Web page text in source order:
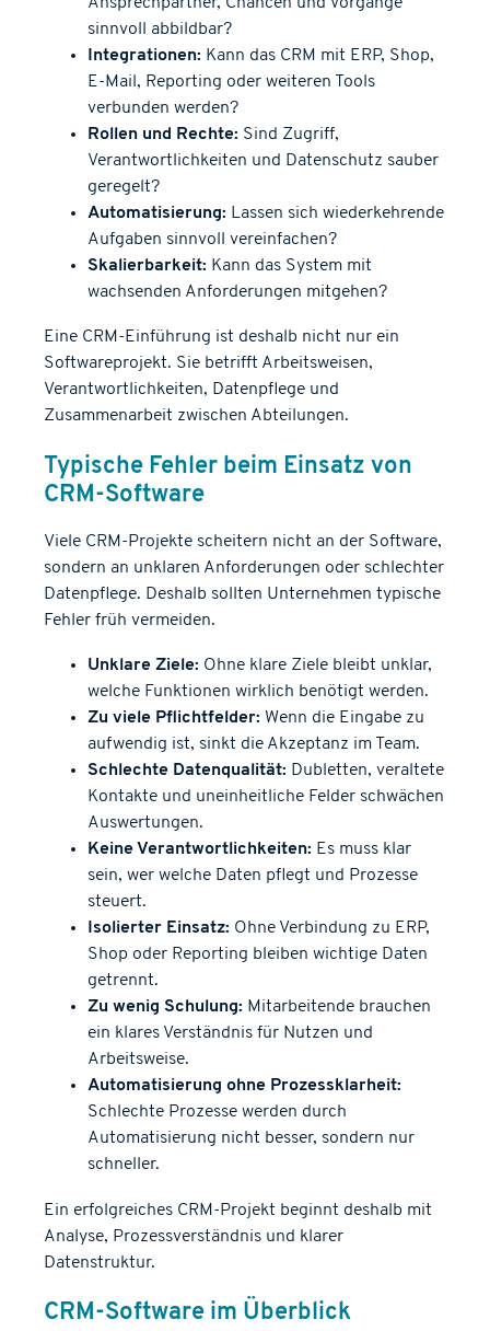
sinnvoll abbildbar?
Integrationen: Kann das CRM mit ERP, Shop,
E-Mail, Reporting oder weiteren Tools
verbunden werden?
Rollen und Rechte: Sind Zugriff,
Verantwortlichkeiten und Datenschutz sauber
geregelt?
Automatisierung: Lassen sich wiederkehrende
Aufgaben sinnvoll vereinfachen?
Skalierbarkeit: Kann das System mit
wachsenden Anforderungen mitgehen?
Eine CRM-Einführung ist deshalb nicht nur ein
Softwareprojekt. Sie betrifft Arbeitsweisen,
Verantwortlichkeiten, Datenpflege und
Zusammenarbeit zwischen Abteilungen.
Typische Fehler beim Einsatz von
CRM-Software
Viele CRM-Projekte scheitern nicht an der Software,
sondern an unklaren Anforderungen oder schlechter
Datenpflege. Deshalb sollten Unternehmen typische
Fehler früh vermeiden.
Unklare Ziele: Ohne klare Ziele bleibt unklar,
welche Funktionen wirklich benötigt werden.
Zu viele Pflichtfelder: Wenn die Eingabe zu
aufwendig ist, sinkt die Akzeptanz im Team.
Schlechte Datenqualität: Dubletten, veraltete
Kontakte und uneinheitliche Felder schwächen
Auswertungen.
Keine Verantwortlichkeiten: Es muss klar
sein, wer welche Daten pflegt und Prozesse
steuert.
Isolierter Einsatz: Ohne Verbindung zu ERP,
Shop oder Reporting bleiben wichtige Daten
getrennt.
Zu wenig Schulung: Mitarbeitende brauchen
ein klares Verständnis für Nutzen und
Arbeitsweise.
Automatisierung ohne Prozessklarheit:
Schlechte Prozesse werden durch
Automatisierung nicht besser, sondern nur
schneller.
Ein erfolgreiches CRM-Projekt beginnt deshalb mit
Analyse, Prozessverständnis und klarer
Datenstruktur.
CRM-Software im Überblick